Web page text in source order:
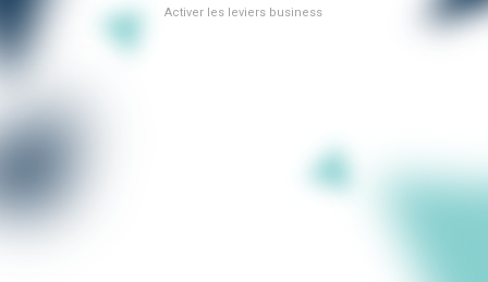
Activer les leviers business